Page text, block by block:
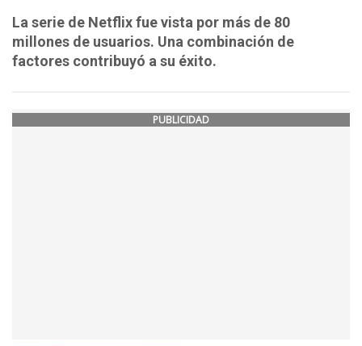
La serie de Netflix fue vista por más de 80
millones de usuarios. Una combinación de
factores contribuyó a su éxito.
PUBLICIDAD